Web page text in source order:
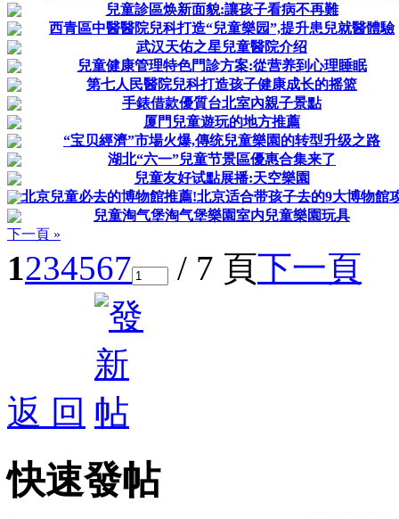
兒童診區焕新面貌:讓孩子看病不再難
西青區中醫醫院兒科打造“兒童樂园”,提升患兒就醫體驗
武汉天佑之星兒童醫院介绍
兒童健康管理特色門診方案:從营养到心理睡眠
第七人民醫院兒科打造孩子健康成长的摇篮
手錶借款優質台北室內親子景點
厦門兒童遊玩的地方推薦
“宝贝經濟”市場火爆,傳统兒童樂園的转型升级之路
湖北“六一”兒童节景區優惠合集来了
兒童友好试點展播:天空樂園
北京兒童必去的博物館推薦!北京适合带孩子去的9大博物館
兒童淘气堡淘气堡樂園室内兒童樂園玩具
下一頁 »
1234567 / 7 頁下一頁
返 回
快速發帖